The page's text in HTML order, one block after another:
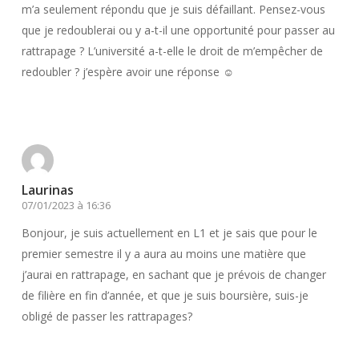
m’a seulement répondu que je suis défaillant. Pensez-vous
que je redoublerai ou y a-t-il une opportunité pour passer au
rattrapage ? L’université a-t-elle le droit de m’empêcher de
redoubler ? j’espère avoir une réponse ☺️
Laurinas
07/01/2023 à 16:36
Bonjour, je suis actuellement en L1 et je sais que pour le
premier semestre il y a aura au moins une matière que
j’aurai en rattrapage, en sachant que je prévois de changer
de filière en fin d’année, et que je suis boursière, suis-je
obligé de passer les rattrapages?